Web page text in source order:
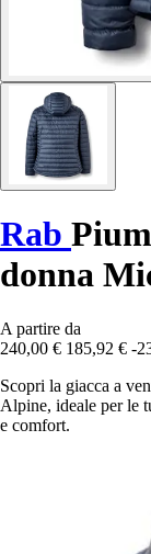
Rab
donna
A partire da
240,00 € 185,92 € -
Scopri la giacca a
Alpine, ideale per le
e comfort.